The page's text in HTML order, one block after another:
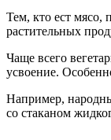
Тем, кто ест мясо,
растительных
Чаще всего
усвоение.
Например,
со стаканом